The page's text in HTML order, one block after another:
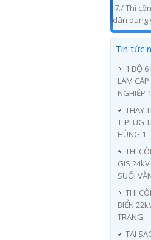
7./ Thi
dân dụng
Tin tức
1 BỘ
LÀM
NGHIỆP
THAY
T-PLUG
HÙNG 1
THI
GIS
SUỐI
THI
BIỂN
TRANG
TẠI